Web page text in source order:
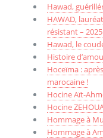
Hawad,
HAWAD,
résistant – 2025
Hawad, le
Histoire
Hoceïma :
marocaine !
Hocine Aït-
Hocine
Hommage à
Hommage à